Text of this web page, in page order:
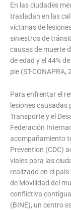
En las ciudades
trasladan en las
víctimas de
siniestros de
causas de muerte
de edad y el 44%
pie (ST-CONAPRA,
Para enfrentar el
lesiones causadas
Transporte y el
Federación
acompañamiento
Prevention (CDC)
viales para las
realizado en el
de Movilidad del
conflictiva
(BINE), un centro
el
entorno
escolar
de
BINE
Puebla
(2020)